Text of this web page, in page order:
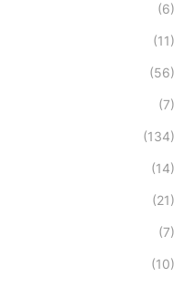
(6)
(11)
(56)
(7)
(134)
(14)
(21)
(7)
(10)